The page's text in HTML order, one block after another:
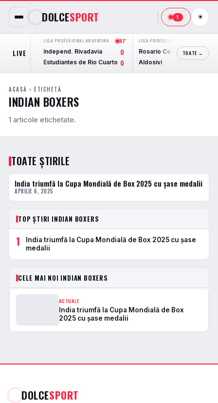
DOLCESPORT 1 ☀
LIVE
LIGA PROFESIONAL ARGENTINA
57'
Independ. Rivadavia
0
Estudiantes de Rio Cuarto 0
LIGA PROFESIONAL ARGENTINA
Rosario Central
Aldosivi
TOATE →
ACASĂ › ETICHETĂ
INDIAN BOXERS
1 articole etichetate.
TOATE ȘTIRILE
ACTUALE
India triumfă la Cupa Mondială de Box 2025 cu șase medalii
APRILIE 6, 2025
TOP ȘTIRI INDIAN BOXERS
1
India triumfă la Cupa Mondială de Box 2025 cu șase
medalii
CELE MAI NOI INDIAN BOXERS
ACTUALE
India triumfă la Cupa Mondială de Box
2025 cu șase medalii
DOLCESPORT